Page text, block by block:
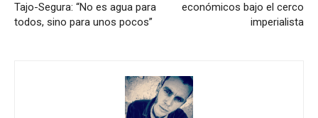
Tajo-Segura: “No es agua para
todos, sino para unos pocos”
económicos bajo el cerco
imperialista